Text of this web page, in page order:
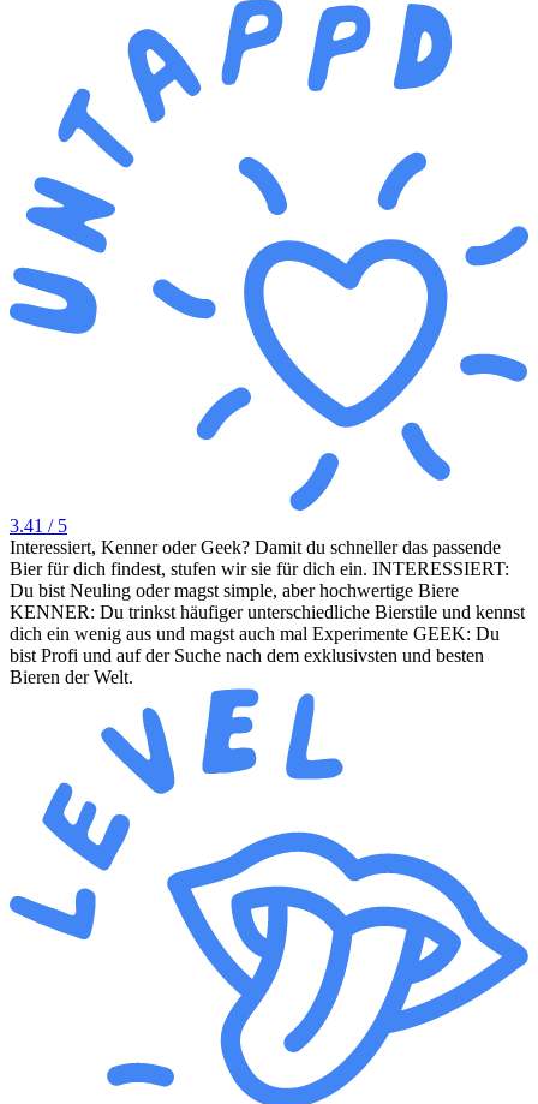
3.41 / 5
Interessiert, Kenner oder Geek? Damit du schneller das passende
Bier für dich findest, stufen wir sie für dich ein. INTERESSIERT:
Du bist Neuling oder magst simple, aber hochwertige Biere
KENNER: Du trinkst häufiger unterschiedliche Bierstile und kennst
dich ein wenig aus und magst auch mal Experimente GEEK: Du
bist Profi und auf der Suche nach dem exklusivsten und besten
Bieren der Welt.